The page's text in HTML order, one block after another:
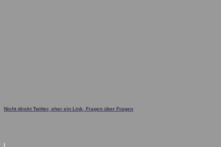
Nicht direkt Twitter, eher ein Link, Fragen über Fragen